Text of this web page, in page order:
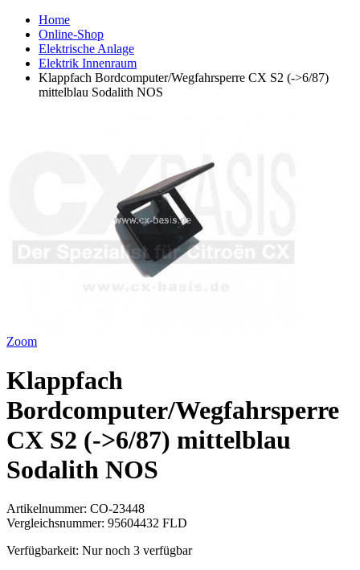
Home
Online-Shop
Elektrische Anlage
Elektrik Innenraum
Klappfach Bordcomputer/Wegfahrsperre CX S2 (->6/87)
mittelblau Sodalith NOS
Zoom
Klappfach
Bordcomputer/Wegfahrsperre
CX S2 (->6/87) mittelblau
Sodalith NOS
Artikelnummer: CO-23448
Vergleichsnummer: 95604432 FLD
Verfügbarkeit: Nur noch 3 verfügbar